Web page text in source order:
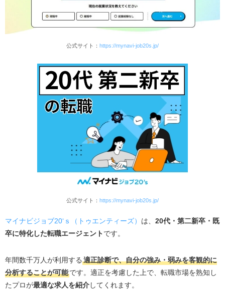
公式サイト： https://mynavi-job20s.jp/
公式サイト： https://mynavi-job20s.jp/
マイナビジョブ20‘ｓ（トゥエンティーズ） は、 20代・第二新卒・既
卒に特化した転職エージェントです。
年間数千万人が利用する 適正診断で、自分の強み・弱みを客観的に
分析することが可能です。適正を考慮した上で、転職市場を熟知し
たプロが最適な求人を紹介してくれます。